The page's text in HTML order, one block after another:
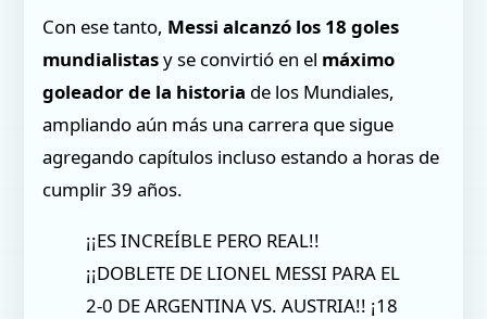
Con ese tanto, Messi alcanzó los 18 goles
mundialistasy se convirtió en el máximo
goleador de la historia de los Mundiales,
ampliando aún más una carrera que sigue
agregando capítulos incluso estando a horas de
cumplir 39 años.
¡¡ES INCREÍBLE PERO REAL!!
¡¡DOBLETE DE LIONEL MESSI PARA EL
2-0 DE ARGENTINA VS. AUSTRIA!! ¡18